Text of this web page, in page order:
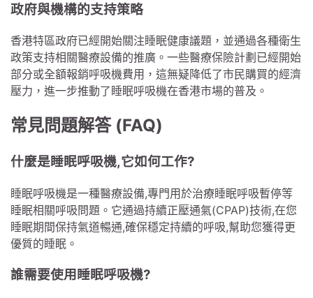
政府與機構的支持策略
香港特區政府已經開始關注睡眠健康議題，並通過各種衛生
政策支持相關醫療設備的推廣。一些醫療保險計劃已經開始
部分或全額報銷呼吸機費用，這無疑降低了市民購買的經濟
壓力，進一步推動了睡眠呼吸機在香港市場的普及。
常見問題解答 (FAQ)
什麼是睡眠呼吸機,它如何工作?
睡眠呼吸機是一種醫療設備,專門用於治療睡眠呼吸暫停等
睡眠相關呼吸問題。它通過持續正壓通氣(CPAP)技術,在您
睡眠期間保持氣道暢通,確保穩定持續的呼吸,幫助您獲得更
優質的睡眠。
誰需要使用睡眠呼吸機?